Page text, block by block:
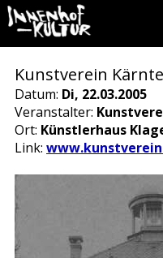
Kunstverein
Datum: Di, 22.03.2005
Veranstalter:
Ort: Künstlerhaus
Link: